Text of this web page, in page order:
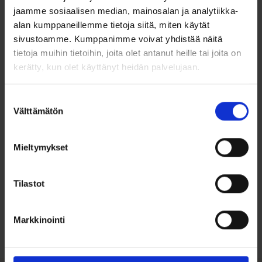
jaamme sosiaalisen median, mainosalan ja analytiikka-
alan kumppaneillemme tietoja siitä, miten käytät
sivustoamme. Kumppanimme voivat yhdistää näitä
tietoja muihin tietoihin, joita olet antanut heille tai joita on
kerätty, kun olet käyttänyt heidän palvelujaan.
valinta
Välttämätön
Mieltymykset
Tilastot
Markkinointi
Riipuksen leveys on 10 mm ja korkeus 18 mm ilman lenkkiä,
mikä tekee siitä näyttävän, mutta hillityn lisän mihin tahansa
asuun.
Ominaisuudet:
Materiaali: 925/1000 hopeaa, kullattu
Kivi: Musta onyx
Korkeus: 18 mm (ilman lenkkiä)
Ohjeita sormuksen tai korun